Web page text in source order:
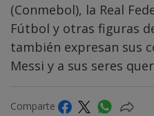
(Conmebol), la Real
Fútbol y otras figuras
también expresan sus
Messi y a sus seres
Comparte